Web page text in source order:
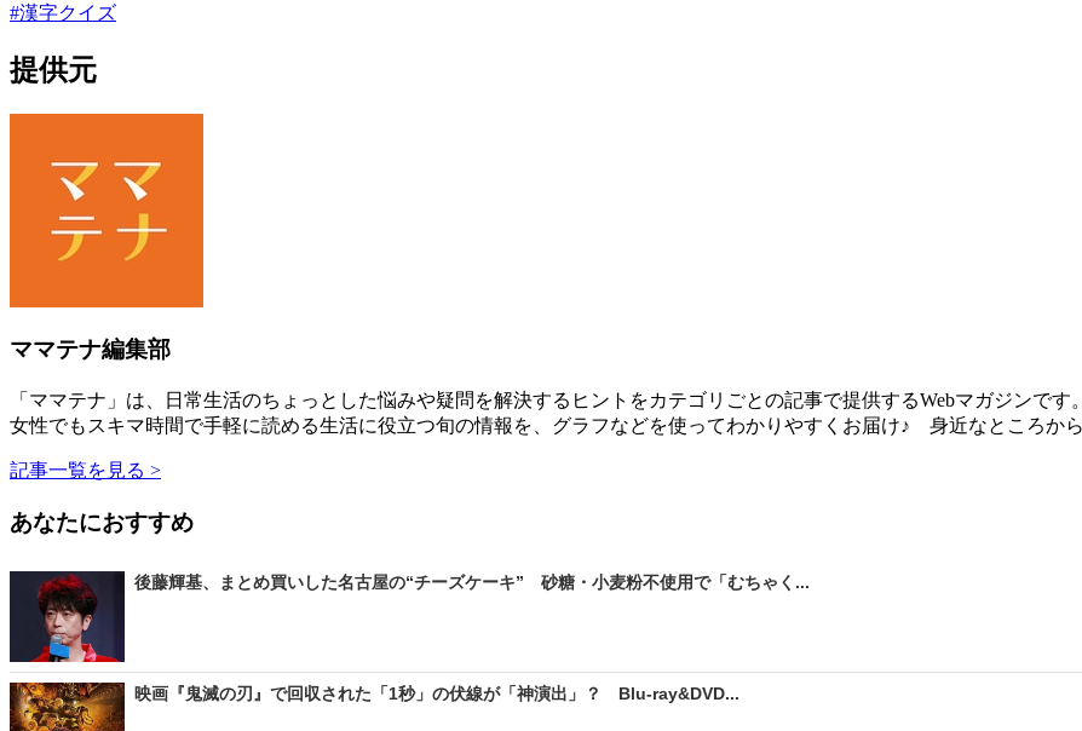
#漢字クイズ
提供元
ママテナ編集部
「ママテナ」は、日常生活のちょっとした悩みや疑問を解決するヒントをカテゴリごとの記事で提供するWebマガジンで
女性でもスキマ時間で手軽に読める生活に役立つ旬の情報を、グラフなどを使ってわかりやすくお届け♪ 身近なところか
記事一覧を見る >
あなたにおすすめ
後藤輝基、まとめ買いした名古屋の“チーズケーキ” 砂糖・小麦粉不使用で「むちゃく...
映画『鬼滅の刃』で回収された「1秒」の伏線が「神演出」？ Blu-ray&DVD...